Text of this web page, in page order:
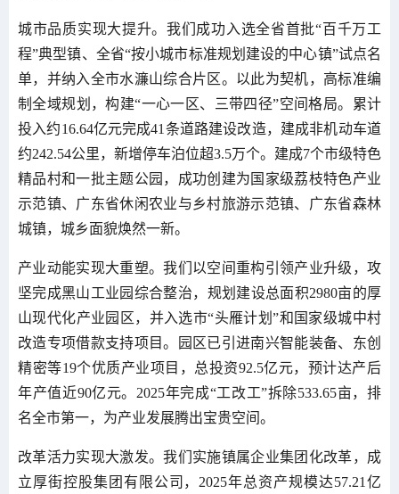
城市品质实现大提升。我们成功入选全省首批“百千万工
程”典型镇、全省“按小城市标准规划建设的中心镇”试点名
单，并纳入全市水濂山综合片区。以此为契机，高标准编
制全域规划，构建“一心一区、三带四径”空间格局。累计
投入约16.64亿元完成41条道路建设改造，建成非机动车道
约242.54公里，新增停车泊位超3.5万个。建成7个市级特色
精品村和一批主题公园，成功创建为国家级荔枝特色产业
示范镇、广东省休闲农业与乡村旅游示范镇、广东省森林
城镇，城乡面貌焕然一新。
产业动能实现大重塑。我们以空间重构引领产业升级，攻
坚完成黑山工业园综合整治，规划建设总面积2980亩的厚
山现代化产业园区，并入选市“头雁计划”和国家级城中村
改造专项借款支持项目。园区已引进南兴智能装备、东创
精密等19个优质产业项目，总投资92.5亿元，预计达产后
年产值近90亿元。2025年完成“工改工”拆除533.65亩，排
名全市第一，为产业发展腾出宝贵空间。
改革活力实现大激发。我们实施镇属企业集团化改革，成
立厚街控股集团有限公司，2025年总资产规模达57.21亿